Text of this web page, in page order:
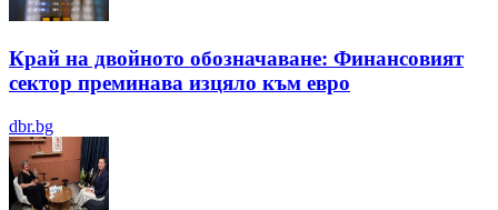
Край на двойното обозначаване: Финансовият
сектор преминава изцяло към евро
dbr.bg